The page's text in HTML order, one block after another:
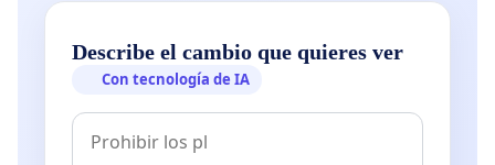
Describe el cambio que quieres ver
Con tecnología de IA